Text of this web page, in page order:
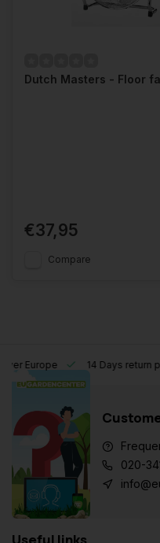
Dutch Masters - Floor
€37,95
Compare
Europe 14 Days return
020-